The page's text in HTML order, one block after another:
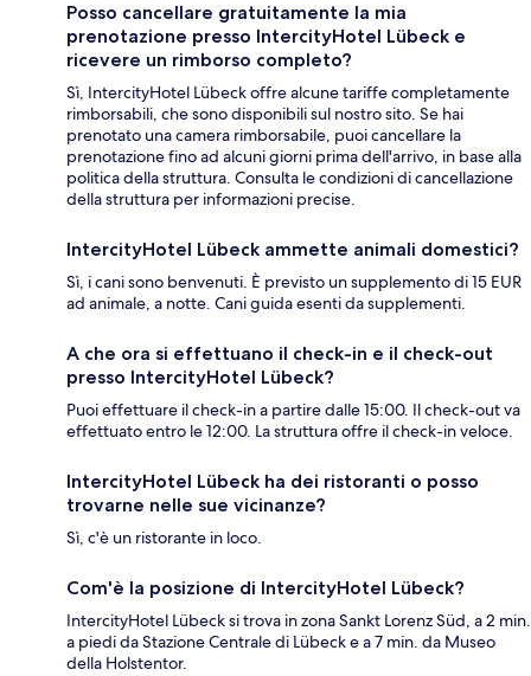
Posso cancellare gratuitamente la mia
prenotazione presso IntercityHotel Lübeck e
ricevere un rimborso completo?
Sì, IntercityHotel Lübeck offre alcune tariffe completamente
rimborsabili, che sono disponibili sul nostro sito. Se hai
prenotato una camera rimborsabile, puoi cancellare la
prenotazione fino ad alcuni giorni prima dell'arrivo, in base alla
politica della struttura. Consulta le condizioni di cancellazione
della struttura per informazioni precise.
IntercityHotel Lübeck ammette animali domestici?
Sì, i cani sono benvenuti. È previsto un supplemento di 15 EUR
ad animale, a notte. Cani guida esenti da supplementi.
A che ora si effettuano il check-in e il check-out
presso IntercityHotel Lübeck?
Puoi effettuare il check-in a partire dalle 15:00. Il check-out va
effettuato entro le 12:00. La struttura offre il check-in veloce.
IntercityHotel Lübeck ha dei ristoranti o posso
trovarne nelle sue vicinanze?
Sì, c'è un ristorante in loco.
Com'è la posizione di IntercityHotel Lübeck?
IntercityHotel Lübeck si trova in zona Sankt Lorenz Süd, a 2 min.
a piedi da Stazione Centrale di Lübeck e a 7 min. da Museo
della Holstentor.